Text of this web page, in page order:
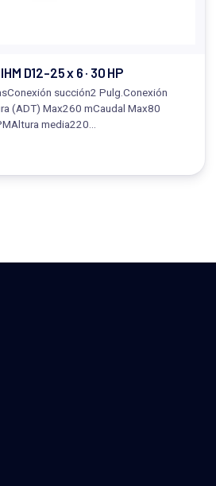
D12-25 x 6 · 30 HP
succión2 Pulg.Conexión
(ADT) Max260 mCaudal Max80
media220…